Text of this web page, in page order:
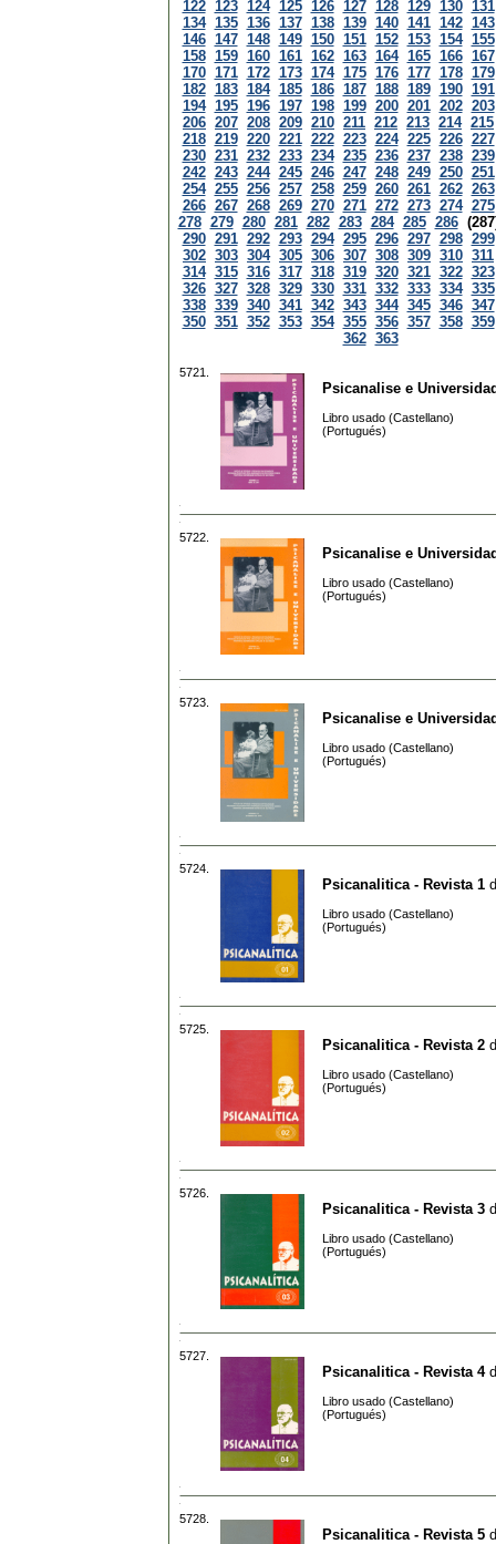
122 123 124 125 126 127 128 129 130 131
134 135 136 137 138 139 140 141 142 143
146 147 148 149 150 151 152 153 154 155
158 159 160 161 162 163 164 165 166 167
170 171 172 173 174 175 176 177 178 179
182 183 184 185 186 187 188 189 190 191
194 195 196 197 198 199 200 201 202 203
206 207 208 209 210 211 212 213 214 215
218 219 220 221 222 223 224 225 226 227
230 231 232 233 234 235 236 237 238 239
242 243 244 245 246 247 248 249 250 251
254 255 256 257 258 259 260 261 262 263
266 267 268 269 270 271 272 273 274 275
278 279 280 281 282 283 284 285 286
290 291 292 293 294 295 296 297 298 299
302 303 304 305 306 307 308 309 310 311
314 315 316 317 318 319 320 321 322 323
326 327 328 329 330 331 332 333 334 335
338 339 340 341 342 343 344 345 346 347
350 351 352 353 354 355 356 357 358 359
362 363
5721.
Psicanalise e
Libro usado (Castellano)
(Portugués)
5722.
Psicanalise e
Libro usado (Castellano)
(Portugués)
5723.
Psicanalise e
Libro usado (Castellano)
(Portugués)
5724.
Psicanalitica - Revista 1
Libro usado (Castellano)
(Portugués)
5725.
Psicanalitica - Revista 2
Libro usado (Castellano)
(Portugués)
5726.
Psicanalitica - Revista 3
Libro usado (Castellano)
(Portugués)
5727.
Psicanalitica - Revista 4
Libro usado (Castellano)
(Portugués)
5728.
Psicanalitica - Revista 5